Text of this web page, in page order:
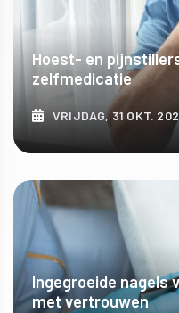
Hoest- en
zelfmedicatie
VRIJDAG, 31 OKT.
Ingegroeide nagels
met vertrouwen